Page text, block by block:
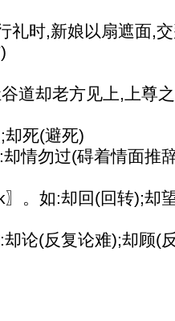
礼时,新娘以扇遮面,
道却老方见上,上尊
却死(避死)
情勿过(碍着情面推
。如:却回(回转);却
论(反复论难);却顾(